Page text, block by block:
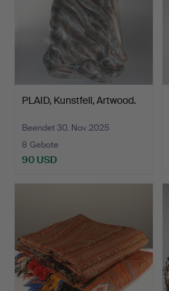
PLAID, Kunstfell, Artwood.
Beendet 30. Nov 2025
8 Gebote
90 USD